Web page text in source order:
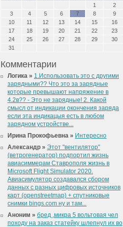
1
2
3
4 5 6 7 8
9
10
11 12 13 14 15
16
17
18 19 20 21 22
23
24
25 26 27 28 29
30
31
Комментарии
Логика » 1.Использовать это с другими
зарядными?? Что это за зарядные
которые превышают напряжение в
4.2в?? - Это не зарядные! 2. Какой
смысл от индикации окончения заряда
если эта индикацыя есть в любом
зарядном устройстве...
Ирина Прокофьевна » Интересно
Александр » Этот "вентилятор"
(ветрогенератор) подпортил жизнь
авиасиммерам Ставрополя жизнь в
Microsoft Flight Simulator 2020.
Авиасимулятор создавался сбором
данных с разных цифровых источников
карт (openstreetmap) + спутниковые
снимки bings.com ну и там...
Аноним » бред ,микра 5 вольтовая чел
походу на заказ статейку шлепнул их во